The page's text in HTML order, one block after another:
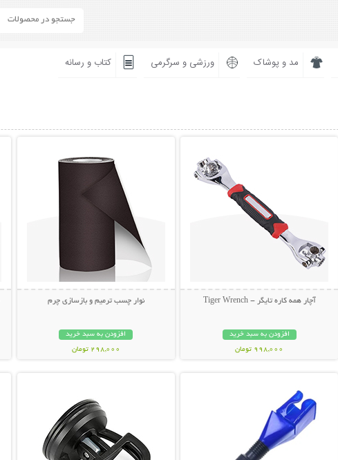
مد و پوشاک ورزشی و سرگرمی کتاب و رسانه
آچار همه کاره تایگر - Tiger Wrench
افزودن به سبد خرید
998,000 تومان
نوار چسب ترمیم و بازسازی چرم
افزودن به سبد خرید
298,000 تومان